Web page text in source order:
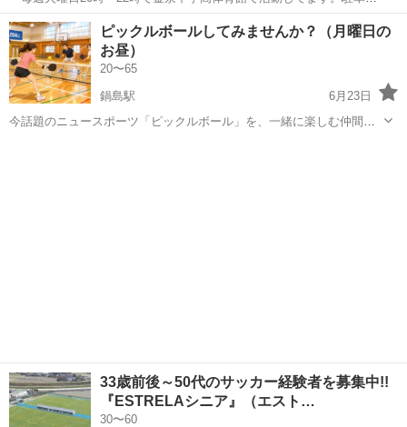
は南門から入り北側にある体育館前の駐車場に停めてください。 ・年
齢30前後の方 ・男性 ・1人でも多人数でも大丈夫です ・バスケ経験5
年以上の方募集中です！ ...
佐賀 佐賀市 久保田駅 バスケットボール バスケット
ピックルボールしてみませんか？（月曜日の
お昼）
20〜65
鍋島駅
6月23日
今話題のニュースポーツ「ピックルボール」を、一緒に楽しむ仲間を
33歳前後～50代のサッカー経験者を募集中!!
『ESTRELAシニア』（エスト…
30〜60